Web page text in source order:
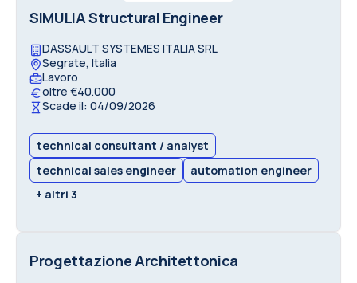
SIMULIA Structural Engineer
DASSAULT SYSTEMES ITALIA SRL
Segrate, Italia
Lavoro
oltre €40.000
Scade il: 04/09/2026
technical consultant / analyst
technical sales engineer
automation engineer
+ altri 3
Progettazione Architettonica